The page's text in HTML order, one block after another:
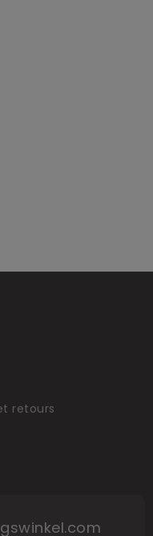
retours